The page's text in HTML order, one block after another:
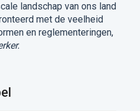
landschap van ons land
met de veelheid
en reglementeringen,